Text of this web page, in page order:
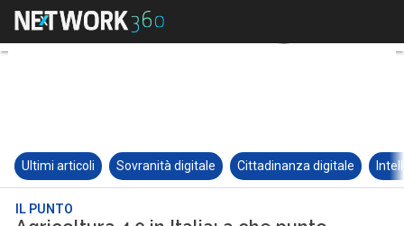
Ultimi articoli Sovranità digitale Cittadinanza digitale
IL PUNTO